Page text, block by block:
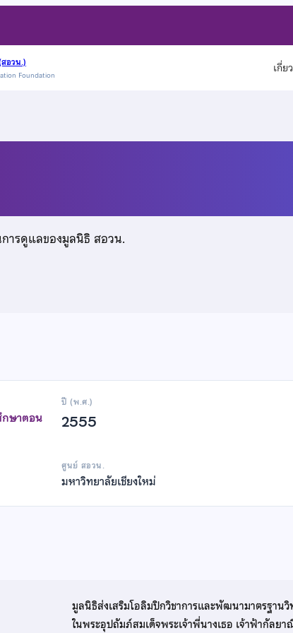
อวน.)
Foundation เกี่
ารดูแลของมูลนิธิ สอวน.
กษาตอน
ปี (พ.ศ.)
2555
ศูนย์ สอวน.
มหาวิทยาลัยเชียงใหม่
มูลนิธิส่งเสริมโอลิมปิกวิชาการและพัฒนามาตรฐาน
ในพระอุปถัมภ์สมเด็จพระเจ้าพี่นางเธอ เจ้าฟ้ากัลย